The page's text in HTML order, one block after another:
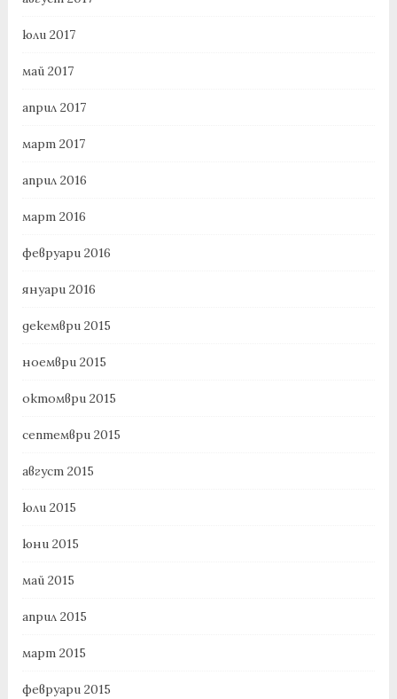
юли 2017
май 2017
април 2017
март 2017
април 2016
март 2016
февруари 2016
януари 2016
декември 2015
ноември 2015
октомври 2015
септември 2015
август 2015
юли 2015
юни 2015
май 2015
април 2015
март 2015
февруари 2015